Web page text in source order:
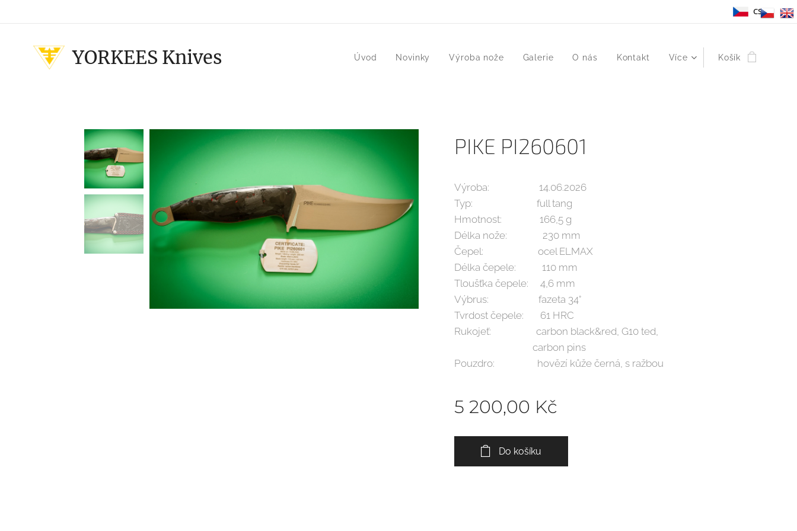
CS
YORKEES Knives Úvod Novinky Výroba nože Galerie O nás Kontakt Více Košík
PIKE PI260601
Výroba: 14.06.2026
Typ: full tang
Hmotnost: 166,5 g
Délka nože: 230 mm
Čepel: ocel ELMAX
Délka čepele: 110 mm
Tloušťka čepele: 4,6 mm
Výbrus: fazeta 34°
Tvrdost čepele: 61 HRC
Rukojeť: carbon black&red, G10 ted,
carbon pins
Pouzdro: hovězí kůže černá, s ražbou
5 200,00 Kč
Do košíku